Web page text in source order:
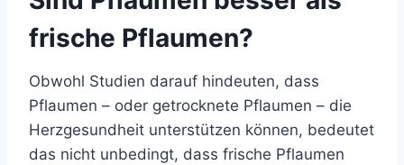
frische Pflaumen?
Obwohl Studien darauf hindeuten, dass
Pflaumen – oder getrocknete Pflaumen – die
Herzgesundheit unterstützen können, bedeutet
das nicht unbedingt, dass frische Pflaumen